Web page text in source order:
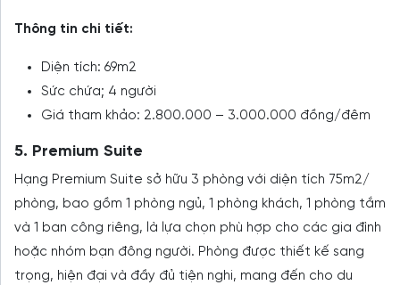
Thông tin chi tiết:
Diện tích: 69m2
Sức chứa; 4 người
Giá tham khảo: 2.800.000 – 3.000.000 đồng/đêm
5. Premium Suite
Hạng Premium Suite sở hữu 3 phòng với diện tích 75m2/
phòng, bao gồm 1 phòng ngủ, 1 phòng khách, 1 phòng tắm
và 1 ban công riêng, là lựa chọn phù hợp cho các gia đình
hoặc nhóm bạn đông người. Phòng được thiết kế sang
trọng, hiện đại và đầy đủ tiện nghi, mang đến cho du